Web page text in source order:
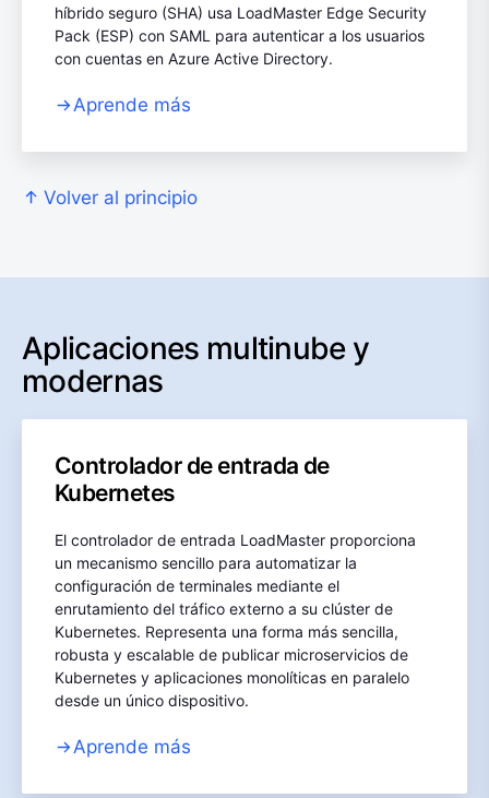
híbrido seguro (SHA) usa LoadMaster Edge Security
Pack (ESP) con SAML para autenticar a los usuarios
con cuentas en Azure Active Directory.
Aprende más
Volver al principio
Aplicaciones multinube y
modernas
Controlador de entrada de
Kubernetes
El controlador de entrada LoadMaster proporciona
un mecanismo sencillo para automatizar la
configuración de terminales mediante el
enrutamiento del tráfico externo a su clúster de
Kubernetes. Representa una forma más sencilla,
robusta y escalable de publicar microservicios de
Kubernetes y aplicaciones monolíticas en paralelo
desde un único dispositivo.
Aprende más